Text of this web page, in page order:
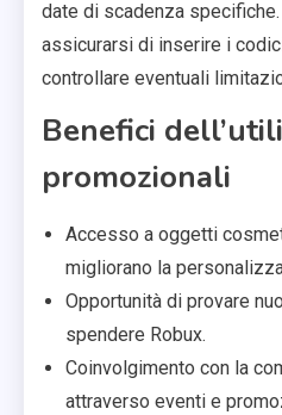
date di scadenza
assicurarsi di inserire i
controllare eventuali
Benefici
promozionali
Accesso a oggetti
migliorano la
Opportunità di provare
spendere Robux.
Coinvolgimento con la
attraverso eventi e